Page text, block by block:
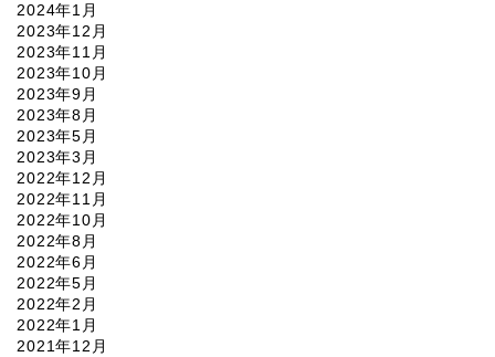
2024年1月
2023年12月
2023年11月
2023年10月
2023年9月
2023年8月
2023年5月
2023年3月
2022年12月
2022年11月
2022年10月
2022年8月
2022年6月
2022年5月
2022年2月
2022年1月
2021年12月